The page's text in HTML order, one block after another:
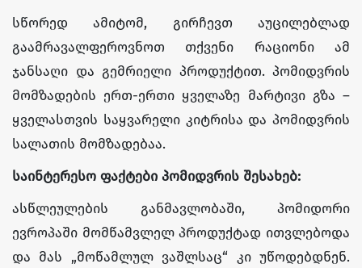
სწორედ ამიტომ, გირჩევთ აუცილებლად
გაამრავალფეროვნოთ თქვენი რაციონი ამ
ჯანსაღი და გემრიელი პროდუქტით. პომიდვრის
მომზადების ერთ-ერთი ყველაზე მარტივი გზა –
ყველასთვის საყვარელი კიტრისა და პომიდვრის
სალათის მომზადებაა.
საინტერესო ფაქტები პომიდვრის შესახებ:
ასწლეულების განმავლობაში, პომიდორი
ევროპაში მომწამვლელ პროდუქტად ითვლებოდა
და მას „მოწამლულ ვაშლსაც“ კი უწოდებდნენ.